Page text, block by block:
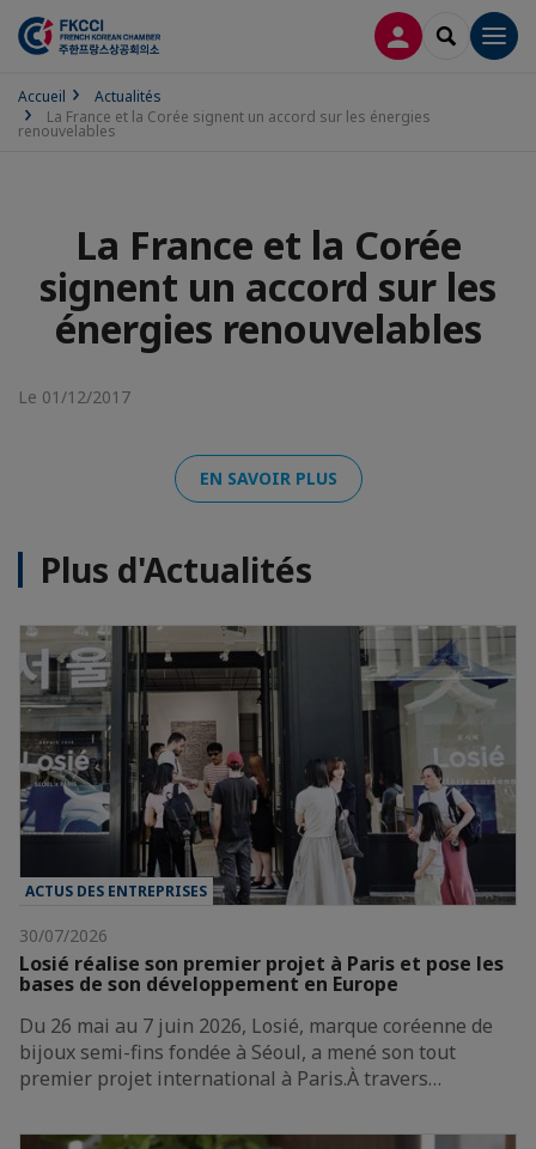
CONNEXION
Accueil
Actualités
La France et la Corée signent un accord sur les énergies
renouvelables
La France et la Corée
signent un accord sur les
énergies renouvelables
Le 01/12/2017
EN SAVOIR PLUS
Plus d'Actualités
ACTUS DES ENTREPRISES
30/07/2026
Losié réalise son premier projet à Paris et pose les
bases de son développement en Europe
Du 26 mai au 7 juin 2026, Losié, marque coréenne de
bijoux semi-fins fondée à Séoul, a mené son tout
premier projet international à Paris.À travers…